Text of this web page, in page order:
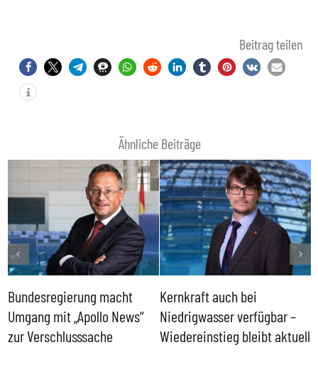
Beitrag teilen
Ähnliche Beiträge
Bundesregierung macht
Umgang mit „Apollo News“
zur Verschlusssache
Kernkraft auch bei
Niedrigwasser verfügbar –
Wiedereinstieg bleibt aktuell